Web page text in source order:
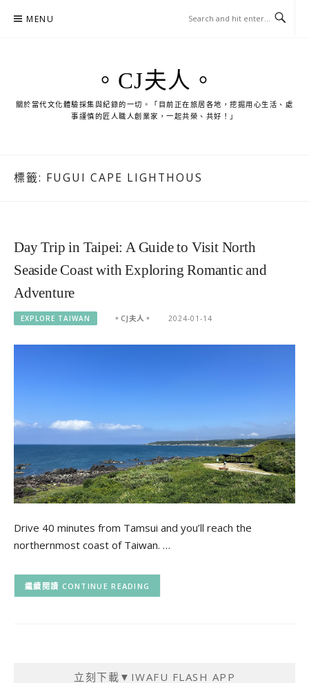
MENU
。CJ夫人。
關於當代文化體驗採集與紀錄的一切。「目前正在旅居各地，挖掘用心生活、處
事謹慎的匠人職人創業家，一起共榮、共好！」
標籤: FUGUI CAPE LIGHTHOUS
Day Trip in Taipei: A Guide to Visit North
Seaside Coast with Exploring Romantic and
Adventure
EXPLORE TAIWAN 。CJ夫人。 2024-01-14
Drive 40 minutes from Tamsui and you’ll reach the
northernmost coast of Taiwan. …
CONTINUE READING
立刻下載▼IWAFU FLASH APP